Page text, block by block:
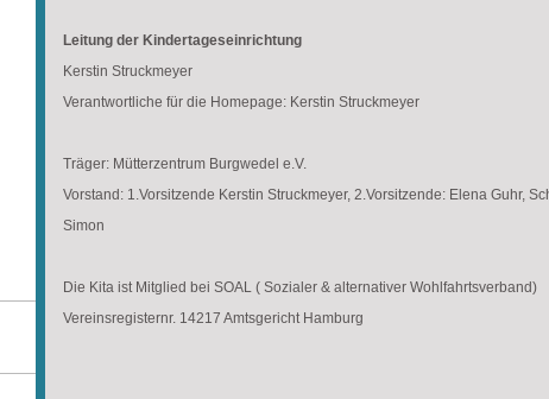
Leitung der Kindertageseinrichtung
Kerstin Struckmeyer
Verantwortliche für die Homepage: Kerstin Struckmeyer
Träger: Mütterzentrum Burgwedel e.V.
Vorstand: 1.Vorsitzende Kerstin Struckmeyer, 2.Vorsitzende: Elena Guhr,
Simon
Die Kita ist Mitglied bei SOAL ( Sozialer & alternativer Wohlfahrtsverband)
Vereinsregisternr. 14217 Amtsgericht Hamburg